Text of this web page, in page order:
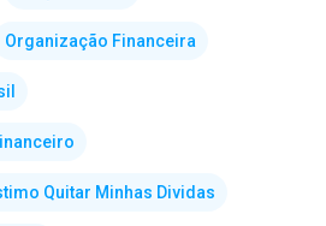
Organização Financeira
Quitar Minhas Dividas